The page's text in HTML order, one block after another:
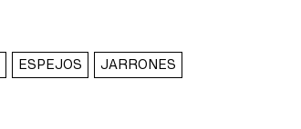
ESPEJOS JARRONES